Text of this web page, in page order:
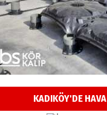
KADIKÖY'DE HAVA